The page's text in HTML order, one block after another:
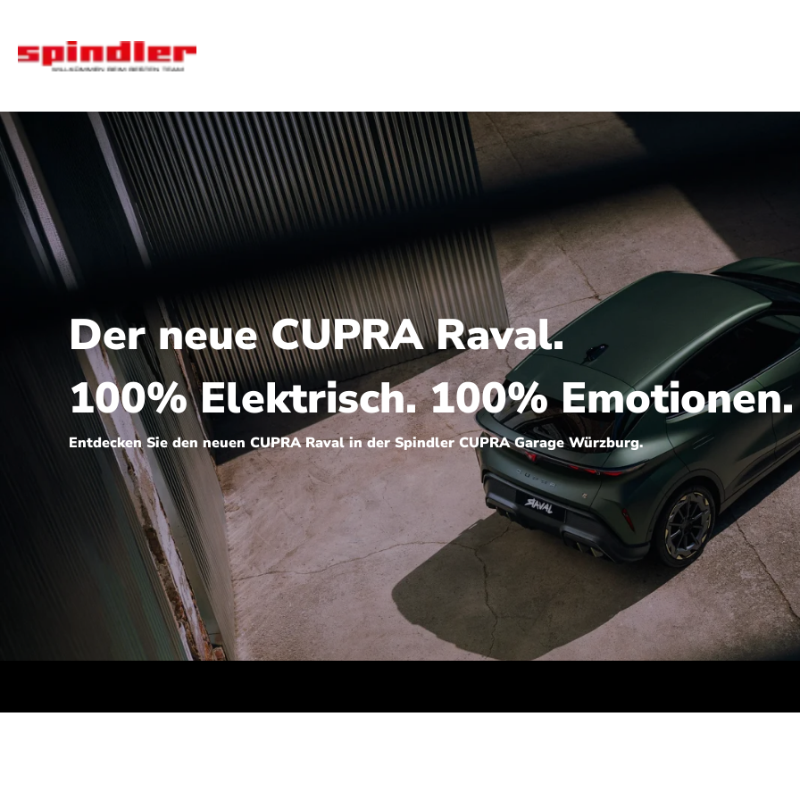
Der neue CUPRA Raval.
100% Elektrisch. 100% Emotionen.
Entdecken Sie den neuen CUPRA Raval in der Spindler CUPRA Garage Würzburg.